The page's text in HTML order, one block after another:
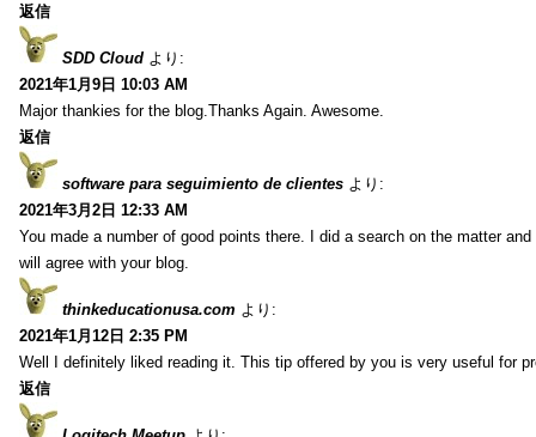
返信
SDD Cloud より:
2021年1月9日 10:03 AM
Major thankies for the blog.Thanks Again. Awesome.
返信
software para seguimiento de clientes より:
2021年3月2日 12:33 AM
You made a number of good points there. I did a search on the matter
will agree with your blog.
thinkeducationusa.com より:
2021年1月12日 2:35 PM
Well I definitely liked reading it. This tip offered by you is very useful for
返信